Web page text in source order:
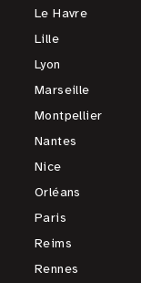
Le Havre
Lille
Lyon
Marseille
Montpellier
Nantes
Nice
Orléans
Paris
Reims
Rennes